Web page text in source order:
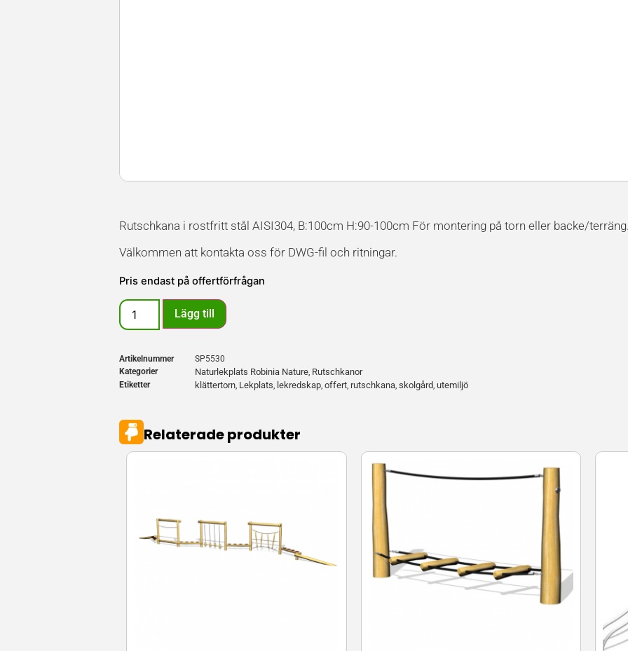
Rutschkana i rostfritt stål AISI304, B:100cm H:90-100cm För montering på torn eller backe/
Välkommen att kontakta oss för DWG-fil och ritningar.
Pris endast på offertförfrågan
Lägg till
Artikelnummer
SP5530
Kategorier
Naturlekplats Robinia Nature, Rutschkanor
Etiketter klättertorn, Lekplats, lekredskap, offert, rutschkana, skolgård, utemiljö
Relaterade produkter